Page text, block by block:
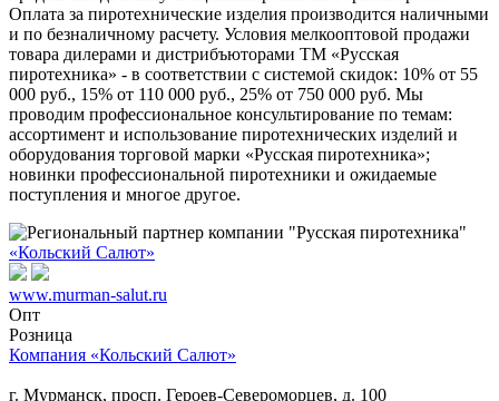
Оплата за пиротехнические изделия производится наличными
и по безналичному расчету. Условия мелкооптовой продажи
товара дилерами и дистрибъюторами ТМ «Русская
пиротехника» - в соответствии с системой скидок: 10% от 55
000 руб., 15% от 110 000 руб., 25% от 750 000 руб. Мы
проводим профессиональное консультирование по темам:
ассортимент и использование пиротехнических изделий и
оборудования торговой марки «Русская пиротехника»;
новинки профессиональной пиротехники и ожидаемые
поступления и многое другое.
«Кольский Салют»
www.murman-salut.ru
Опт
Розница
Компания «Кольский Салют»
г. Мурманск, просп. Героев-Североморцев, д. 100